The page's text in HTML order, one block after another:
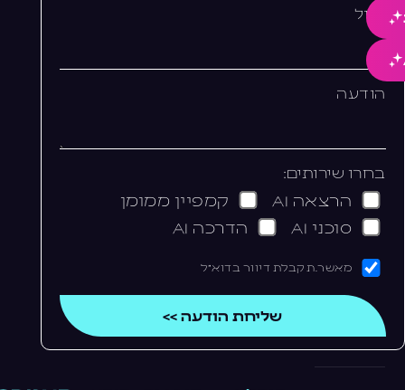
מייל
הודעה
בחרו שירותים:
הרצאה AI
קמפיין ממומן
סוכני AI
הדרכה AI
מאשר.ת קבלת דיוור בדוא"ל
שליחת הודעה >>